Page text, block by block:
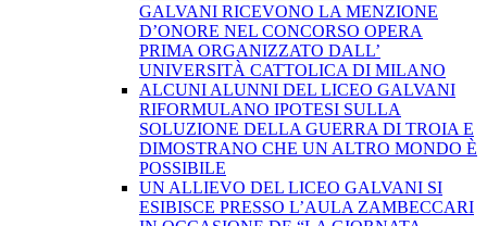
GALVANI RICEVONO LA MENZIONE
D’ONORE NEL CONCORSO OPERA
PRIMA ORGANIZZATO DALL’
UNIVERSITÀ CATTOLICA DI MILANO
ALCUNI ALUNNI DEL LICEO GALVANI
RIFORMULANO IPOTESI SULLA
SOLUZIONE DELLA GUERRA DI TROIA E
DIMOSTRANO CHE UN ALTRO MONDO È
POSSIBILE
UN ALLIEVO DEL LICEO GALVANI SI
ESIBISCE PRESSO L’AULA ZAMBECCARI